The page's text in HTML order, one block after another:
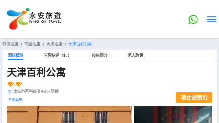
特價酒店 > 中國酒店 > 天津酒店 > 天津百利公寓
酒店概览 住客點評（18） 設施簡介 酒店政策
天津百利公寓
津岐路百利商業中心7號樓
全部設施> 現在就預訂